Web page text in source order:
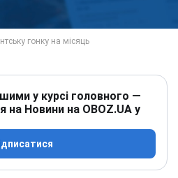
у курсі головного —
на Новини на OBOZ.UA у